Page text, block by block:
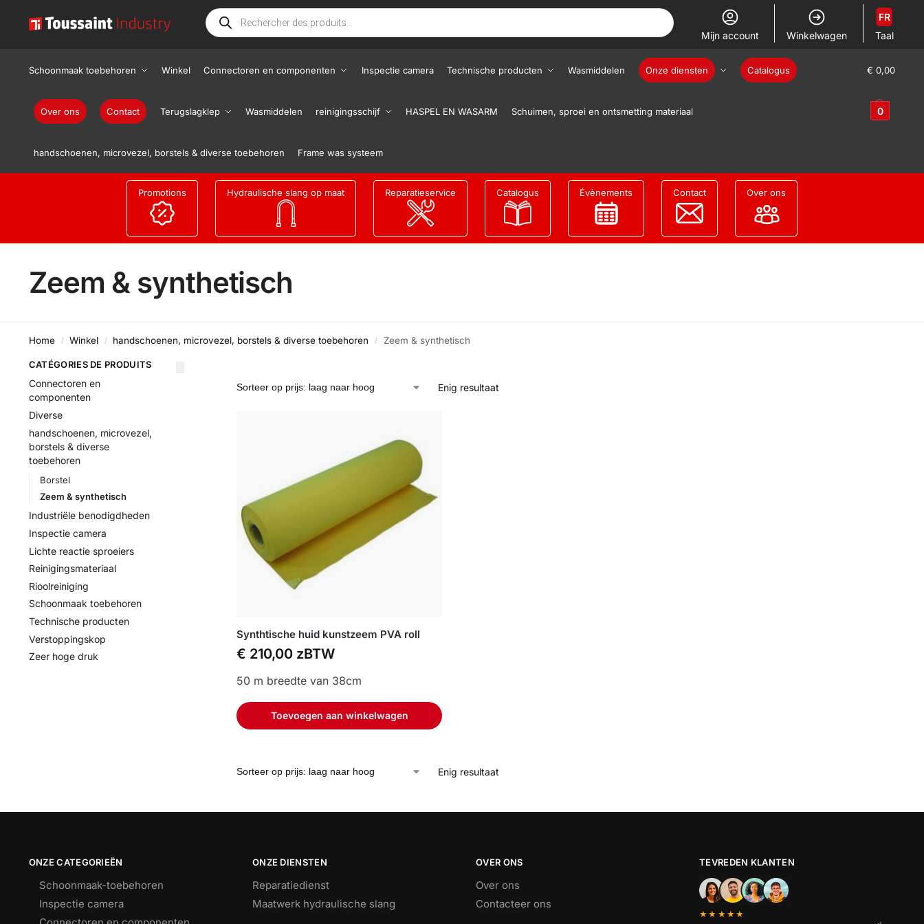
Mijn account Winkelwagen Taal
FR
Schoonmaak toebehoren Winkel Connectoren en componenten Inspectie camera Technische producten Wasmiddelen Onze diensten Catalogus
Over ons Contact Terugslagklep Wasmiddelen reinigingsschijf HASPEL EN WASARM Schuimen, sproei en ontsmetting materiaal
handschoenen, microvezel, borstels & diverse toebehoren Frame was systeem
€ 0,00
0
Promotions Hydraulische slang op maat Reparatieservice Catalogus Évènements Contact Over ons
Zeem & synthetisch
Home / Winkel / handschoenen, microvezel, borstels & diverse toebehoren / Zeem & synthetisch
Enig resultaat
Synthtische huid kunstzeem PVA roll
€ 210,00 zBTW
Toevoegen aan winkelwagen
50 m breedte van 38cm
Enig resultaat
CATÉGORIES DE PRODUITS
Connectoren en
componenten
Diverse
handschoenen, microvezel,
borstels & diverse
toebehoren
Borstel
Zeem & synthetisch
Industriële benodigdheden
Inspectie camera
Lichte reactie sproeiers
Reinigingsmateriaal
Rioolreiniging
Schoonmaak toebehoren
Technische producten
Verstoppingskop
Zeer hoge druk
ONZE CATEGORIEËN
Schoonmaak-toebehoren
Inspectie camera
ONZE DIENSTEN
Reparatiedienst
Maatwerk hydraulische slang
OVER ONS
Over ons
Contacteer ons
TEVREDEN KLANTEN
★★★★★